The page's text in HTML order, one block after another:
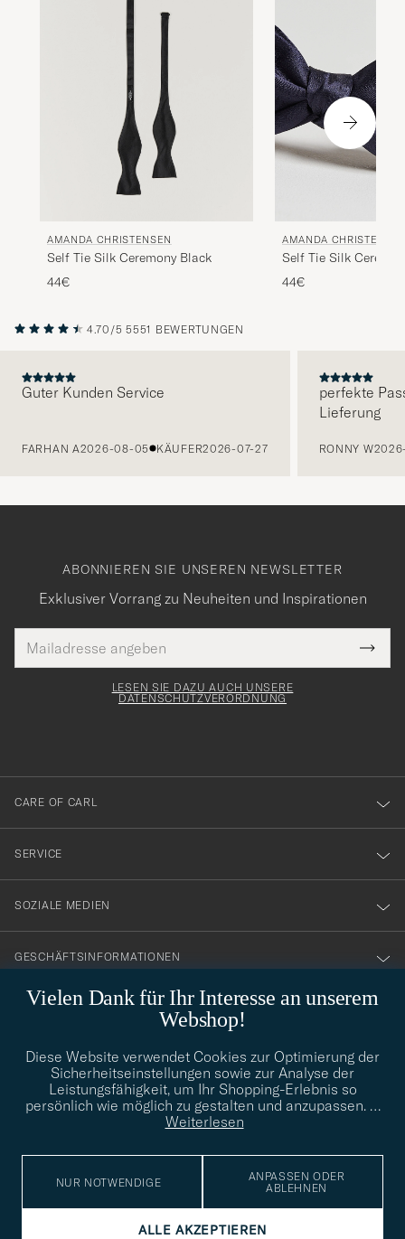
AMANDA CHRISTENSEN
Self Tie Silk Ceremony Black
44€
AMANDA
Self Tie Silk
44€
4.70/5 5551 BEWERTUNGEN
Guter Kunden Service
FARHAN A2026-08-05 KÄUFER2026-07-27
perfekte
Lieferung
RONNY W
Vielen Dank für Ihr Interesse an unserem
Webshop!
Diese Website verwendet Cookies zur Optimierung der
Sicherheitseinstellungen sowie zur Analyse der
Leistungsfähigkeit, um Ihr Shopping-Erlebnis so
persönlich wie möglich zu gestalten und anzupassen. …
Weiterlesen
NUR NOTWENDIGE
ANPASSEN ODER
ABLEHNEN
ALLE AKZEPTIEREN
ABONNIEREN SIE UNSEREN NEWSLETTER
Exklusiver Vorrang zu Neuheiten und Inspirationen
Mail
Adresse
Tack
för
dig
till
vårt
nyhetsbrev!
LESEN SIE DAZU AUCH UNSERE
DATENSCHUTZVERORDNUNG
CARE OF CARL
SERVICE
SOZIALE MEDIEN
GESCHÄFTSINFORMATIONEN
info@careofcarl.de
Benötigen Sie Hilfe bei der Suche nach Ihrem persönlichen Stil?
Wenden Sie sich an uns, wir helfen Ihnen gerne weiter!
STILBERATUNG